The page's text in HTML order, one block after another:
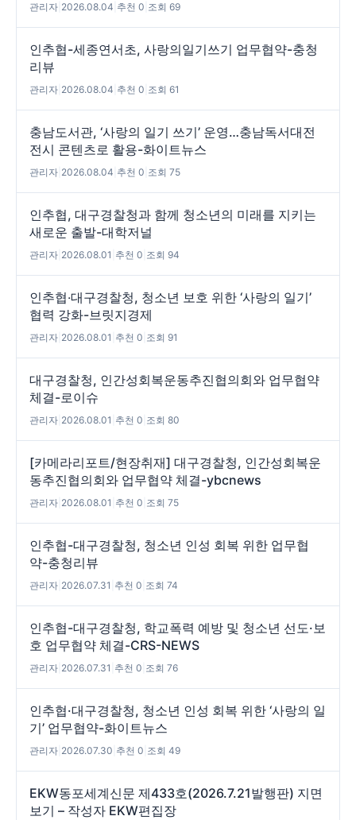
관리자 2026.08.04 추천 0 조회 69
인추협-세종연서초, 사랑의일기쓰기 업무협약-충청
리뷰
관리자 2026.08.04 추천 0 조회 61
충남도서관, ‘사랑의 일기 쓰기’ 운영…충남독서대전
전시 콘텐츠로 활용-화이트뉴스
관리자 2026.08.04 추천 0 조회 75
인추협, 대구경찰청과 함께 청소년의 미래를 지키는
새로운 출발-대학저널
관리자 2026.08.01 추천 0 조회 94
인추협‧대구경찰청, 청소년 보호 위한 ‘사랑의 일기’
협력 강화-브릿지경제
관리자 2026.08.01 추천 0 조회 91
대구경찰청, 인간성회복운동추진협의회와 업무협약
체결-로이슈
관리자 2026.08.01 추천 0 조회 80
[카메라리포트/현장취재] 대구경찰청, 인간성회복운
동추진협의회와 업무협약 체결-ybcnews
관리자 2026.08.01 추천 0 조회 75
인추협-대구경찰청, 청소년 인성 회복 위한 업무협
약-충청리뷰
관리자 2026.07.31 추천 0 조회 74
인추협-대구경찰청, 학교폭력 예방 및 청소년 선도·보
호 업무협약 체결-CRS-NEWS
관리자 2026.07.31 추천 0 조회 76
인추협·대구경찰청, 청소년 인성 회복 위한 ‘사랑의 일
기’ 업무협약-화이트뉴스
관리자 2026.07.30 추천 0 조회 49
EKW동포세계신문 제433호(2026.7.21발행판) 지면
보기 – 작성자 EKW편집장